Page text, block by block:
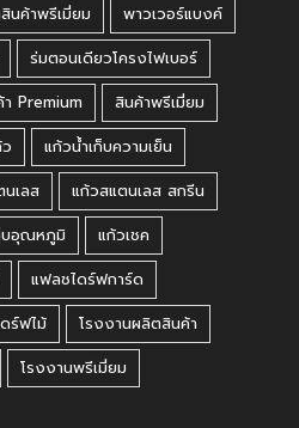
นค้าพรีเมี่ยม
พาวเวอร์แบงค์
ร่มตอนเดียวโครงไฟเบอร์
Premium
สินค้าพรีเมี่ยม
แก้วน้ำเก็บความเย็น
เลส
แก้วสแตนเลส สกรีน
บอุณหภูมิ
แก้วเชค
แฟลชไดร์ฟการ์ด
ร์ฟไม้
โรงงานผลิตสินค้า
โรงงานพรีเมี่ยม